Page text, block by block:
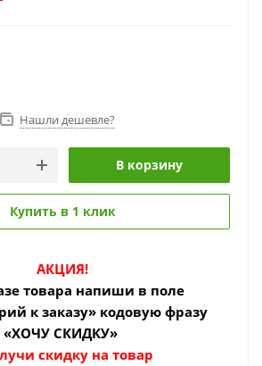
Нашли дешевле?
В корзину
Купить в 1 клик
АКЦИЯ!
товара напиши в поле
к заказу» кодовую фразу
«ХОЧУ СКИДКУ»
скидку на товар